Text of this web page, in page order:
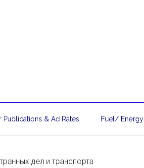
Publications & Ad Rates Fuel/ Energy
дел и транспорта